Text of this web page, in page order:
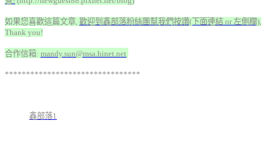
如果您喜歡這篇文章, 歡迎到鑫部落粉絲團幫我們按讚(下面連結 or 左側欄)
Thank you!
合作信箱: mandy.sun@msa.hinet.net
********************************
鑫部落1